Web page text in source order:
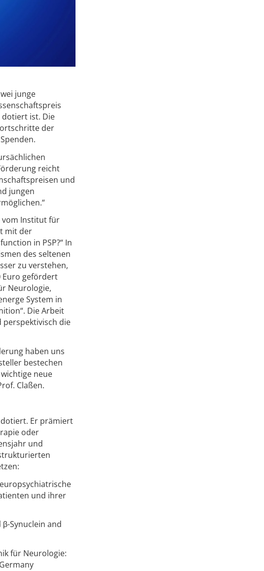
junge
dotiert ist. Die
der
reicht
und
jungen
vom Institut für
mit der
in PSP?“ In
des seltenen
zu verstehen,
Euro gefördert
Neurologie,
System in
Die Arbeit
perspektivisch die
haben uns
bestechen
neue
Claßen.
dotiert. Er prämiert
oder
und
und ihrer
Synuclein and
für Neurologie: